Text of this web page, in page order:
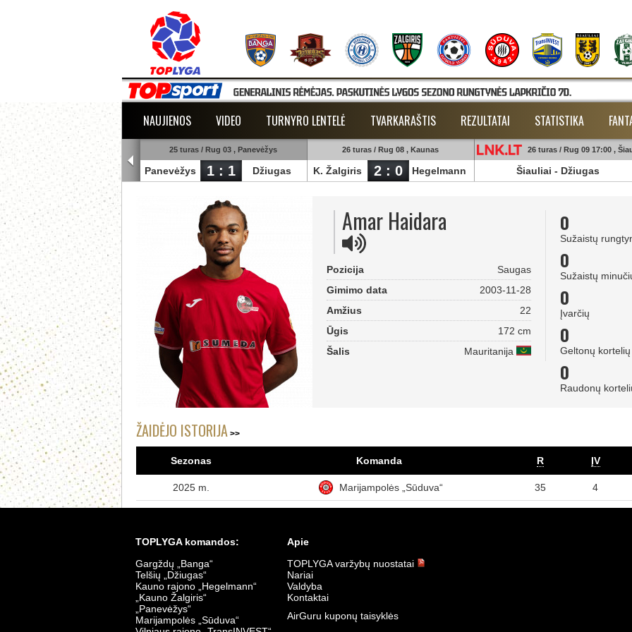
NAUJIENOS VIDEO TURNYRO LENTELĖ TVARKARAŠTIS REZULTATAI STATISTIKA
25 turas / Rug 03 , Šiauliai
1 : 3 Banga
25 turas / Rug 03 , Panevėžys
Panevėžys 1 : 1 Džiugas
26 turas / Rug 08 , Kaunas
K. Žalgiris 2 : 0 Hegelmann
26 turas / Rug 09 17:00 ,
Šiauliai - Džiugas
Amar Haidara
Pozicija
Saugas
Gimimo data
2003-11-28
Amžius
22
Ūgis
172 cm
Šalis
Mauritanija
0
Sužaistų
0
Sužaistų
0
Įvarčių
0
Geltonų kortelių
0
Raudonų
ŽAIDĖJO ISTORIJA
Sezonas Komanda R ĮV
2025 m. Marijampolės „Sūduva“ 35 4
TOPLYGA komandos:
Gargždų „Banga“
Telšių „Džiugas“
Kauno rajono „Hegelmann“
„Kauno Žalgiris“
„Panevėžys“
Marijampolės „Sūduva“
Apie
TOPLYGA varžybų nuostatai
Nariai
Valdyba
Kontaktai
AirGuru kuponų taisyklės